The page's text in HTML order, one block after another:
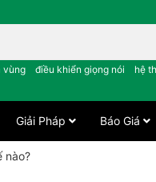
ứng..; âm thanh đa vùng
vùng điều khiển giọng nói hệ
Giải Pháp Báo Giá
nào?